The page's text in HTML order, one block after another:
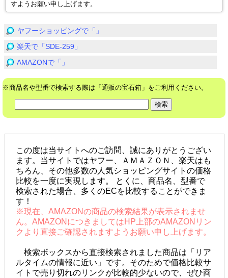
すようお願い申し上げます。
ヤフーショッピングで「」
楽天で「SDE-259」
AMAZONで「」
※商品名や型番で検索する際は「通販の宝石箱」をご利用ください。
この度は当サイトへのご訪問、誠にありがとうござい
ます。当サイトではヤフー、ＡＭＡＺＯＮ、楽天はも
ちろん、その他多数の人気ショッピングサイトの価格
比較を一度に実現します。 とくに、商品名、型番で
検索された場合、多くのECを比較することができま
す！
※現在、AMAZONの商品の検索結果が表示されませ
ん。AMAZONにつきましてはHP上部のAMAZONリン
クより直接ご確認されますようお願い申し上げます。
検索ボックスから直接検索されました商品は「リア
ルタイムの情報に近い」です。そのためで価格比較サ
イトで売り切れのリンクが比較的少ないので、ぜひ商